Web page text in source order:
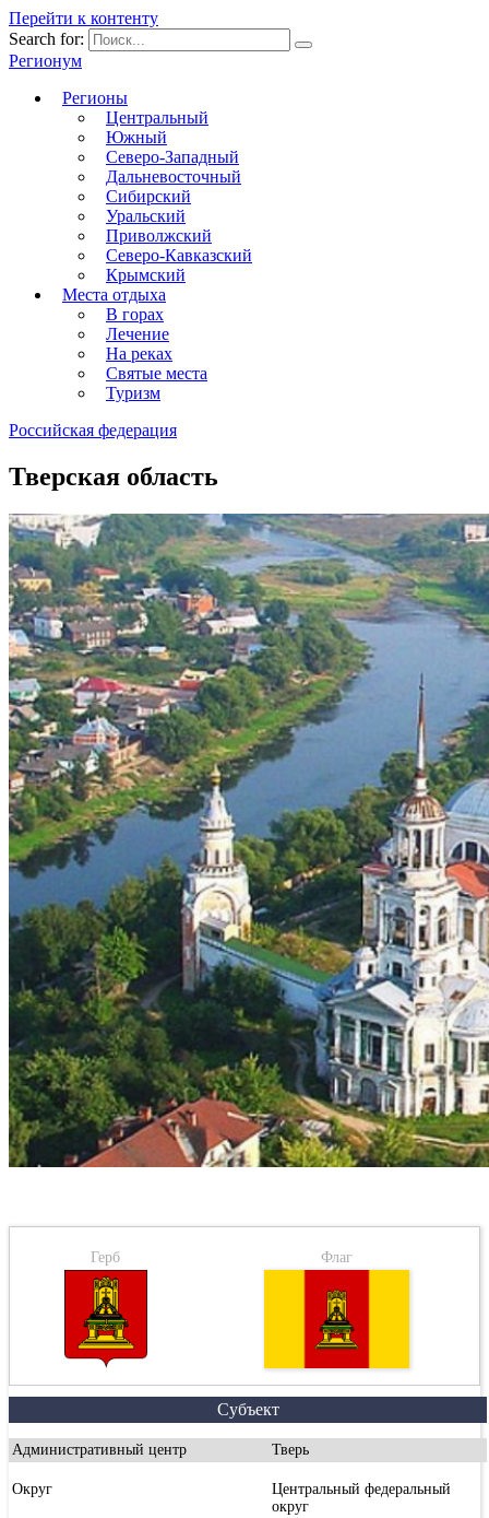
Перейти к контенту
Search for:
Регионум
Регионы
Центральный
Южный
Северо-Западный
Дальневосточный
Сибирский
Уральский
Приволжский
Северо-Кавказский
Крымский
Места отдыха
В горах
Лечение
На реках
Святые места
Туризм
Российская федерация
Тверская область
Герб Флаг
Субъект
Административный центр Тверь
Округ
Центральный федеральный
округ